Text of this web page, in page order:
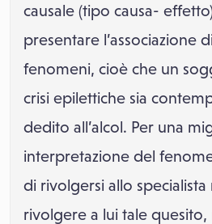
causale (tipo causa-
presentare l’associazione
fenomeni, cioè che un
crisi epilettiche sia
dedito all’alcol. Per una
interpretazione del
di rivolgersi allo
rivolgere a lui tale